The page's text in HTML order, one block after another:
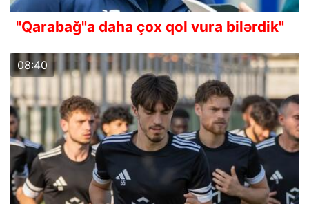
"Qarabağ"a daha çox qol vura bilərdik"
08:40